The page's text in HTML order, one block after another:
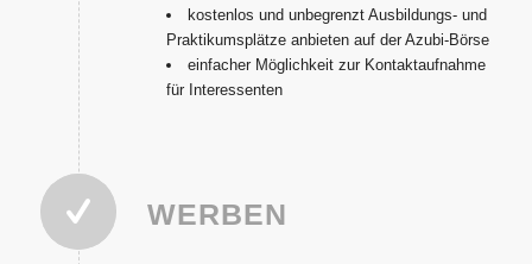
kostenlos und unbegrenzt Ausbildungs- und
Praktikumsplätze anbieten auf der Azubi-Börse
einfacher Möglichkeit zur Kontaktaufnahme
für Interessenten
WERBEN